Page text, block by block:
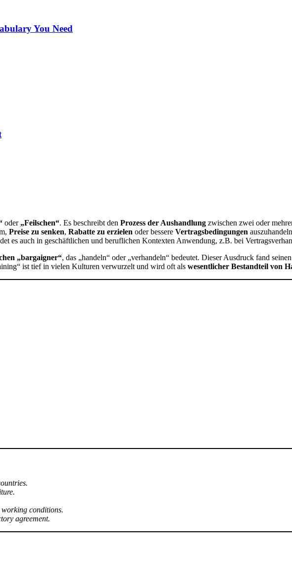
You Need
oder „Feilschen“. Es beschreibt den Prozess der Aushandlung zwischen zwei oder
Preise zu senken, Rabatte zu erzielen oder bessere Vertragsbedingungen
es auch in geschäftlichen und beruflichen Kontexten Anwendung, z.B. bei
„bargaigner“, das „handeln“ oder „verhandeln“ bedeutet. Dieser Ausdruck fand
ist tief in vielen Kulturen verwurzelt und wird oft als wesentlicher Bestandteil von
conditions.
agreement.